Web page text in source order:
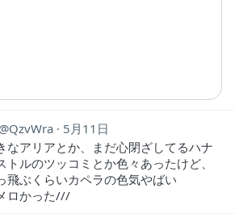
QzvWra
5月11日
なアリアとか、まだ心閉ざしてるハナ
トルのツッコミとか色々あったけど、
飛ぶくらいカペラの色気やばい
ロかった///